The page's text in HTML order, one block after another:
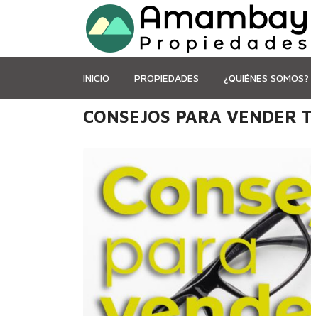
INICIO PROPIEDADES ¿QUIÉNES SOMOS?
CONSEJOS PARA VENDER